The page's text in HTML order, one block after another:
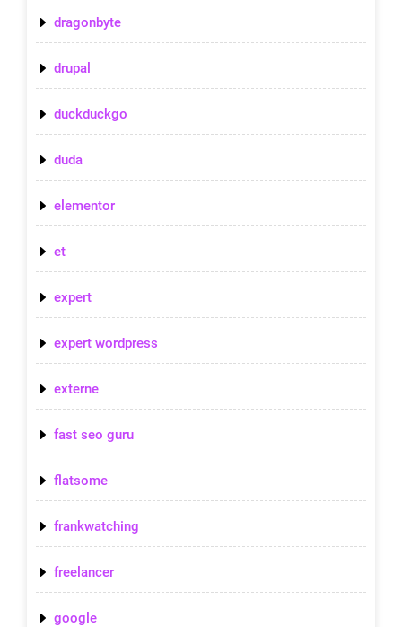
dragonbyte
drupal
duckduckgo
duda
elementor
et
expert
expert wordpress
externe
fast seo guru
flatsome
frankwatching
freelancer
google